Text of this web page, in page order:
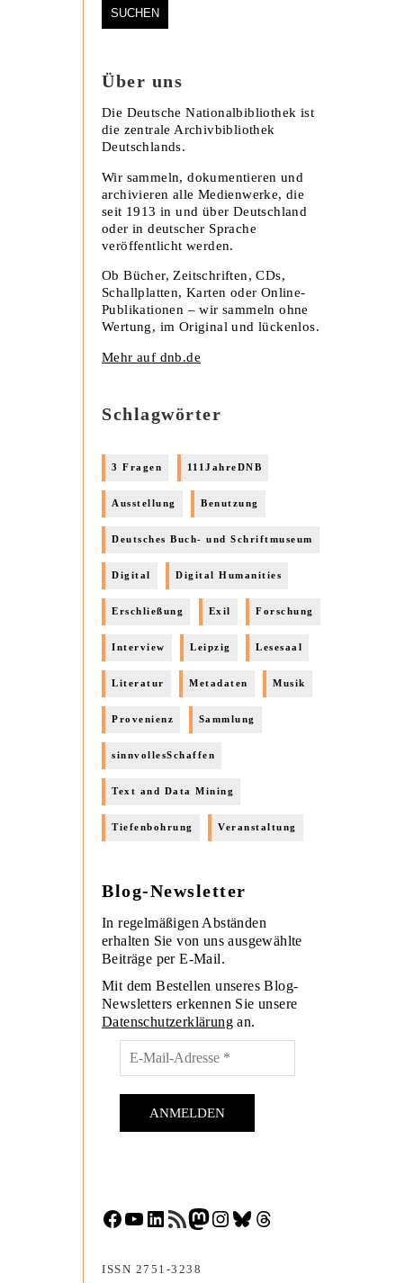
Über uns
Die Deutsche Nationalbibliothek ist
die zentrale Archivbibliothek
Deutschlands.
Wir sammeln, dokumentieren und
archivieren alle Medienwerke, die
seit 1913 in und über Deutschland
oder in deutscher Sprache
veröffentlicht werden.
Ob Bücher, Zeitschriften, CDs,
Schallplatten, Karten oder Online-
Publikationen – wir sammeln ohne
Wertung, im Original und lückenlos.
Mehr auf dnb.de
Schlagwörter
3 Fragen 111JahreDNB
Ausstellung Benutzung
Deutsches Buch- und Schriftmuseum
Digital Digital Humanities
Erschließung Exil Forschung
Interview Leipzig Lesesaal
Literatur Metadaten Musik
Provenienz Sammlung
sinnvollesSchaffen
Text and Data Mining
Tiefenbohrung Veranstaltung
Blog-Newsletter
In regelmäßigen Abständen
erhalten Sie von uns ausgewählte
Beiträge per E-Mail.
Mit dem Bestellen unseres Blog-
Newsletters erkennen Sie unsere
Datenschutzerklärung an.
Facebook
YouTube
LinkedIn
RSS-Feed
Mastodon
Instagram
Bluesky
Threads
ISSN 2751-3238